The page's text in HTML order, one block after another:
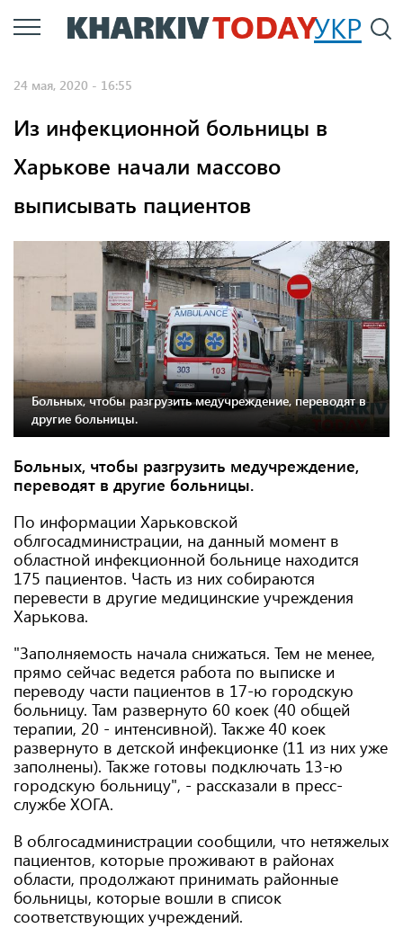
Перейти
к
УКР
24 мая, 2020 - 16:55
Из инфекционной больницы в
Харькове начали массово
выписывать пациентов
Больных, чтобы разгрузить медучреждение, переводят в
другие больницы.
Больных, чтобы разгрузить медучреждение,
переводят в другие больницы.
По информации Харьковской
облгосадминистрации, на данный момент в
областной инфекционной больнице находится
175 пациентов. Часть из них собираются
перевести в другие медицинские учреждения
Харькова.
"Заполняемость начала снижаться. Тем не менее,
прямо сейчас ведется работа по выписке и
переводу части пациентов в 17-ю городскую
больницу. Там развернуто 60 коек (40 общей
терапии, 20 - интенсивной). Также 40 коек
развернуто в детской инфекционке (11 из них уже
заполнены). Также готовы подключать 13-ю
городскую больницу", - рассказали в пресс-
службе ХОГА.
В облгосадминистрации сообщили, что нетяжелых
пациентов, которые проживают в районах
области, продолжают принимать районные
больницы, которые вошли в список
соответствующих учреждений.